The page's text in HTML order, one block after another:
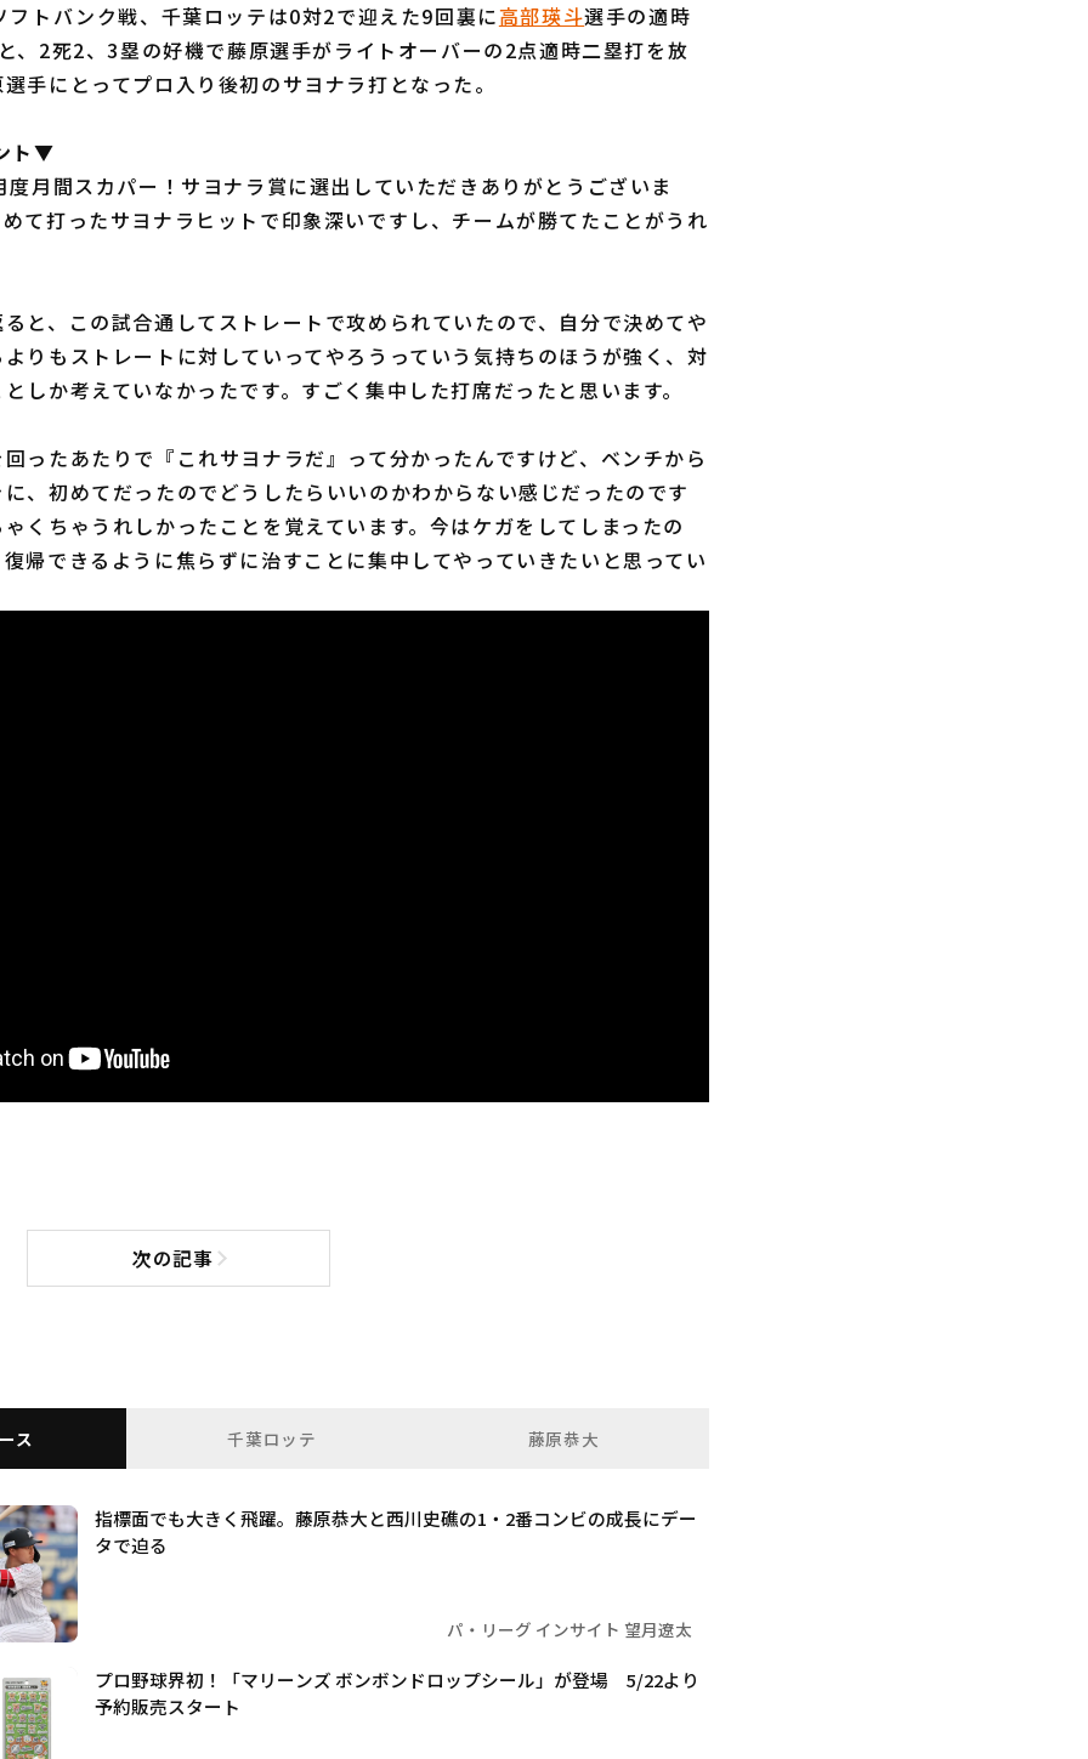
トバンク戦、千葉ロッテは0対2で迎えた9回裏に高部瑛斗選手の適時
、2死2、3塁の好機で藤原選手がライトオーバーの2点適時二塁打を放
手にとってプロ入り後初のサヨナラ打となった。
ト▼
月間スカパー！サヨナラ賞に選出していただきありがとうございま
て打ったサヨナラヒットで印象深いですし、チームが勝てたことがうれ
と、この試合通してストレートで攻められていたので、自分で決めてや
りもストレートに対していってやろうっていう気持ちのほうが強く、対
しか考えていなかったです。すごく集中した打席だったと思います。
ったあたりで『これサヨナラだ』って分かったんですけど、ベンチから
、初めてだったのでどうしたらいいのかわからない感じだったのです
くちゃうれしかったことを覚えています。今はケガをしてしまったの
帰できるように焦らずに治すことに集中してやっていきたいと思ってい
次の記事次の記事へ
ス 千葉ロッテ 藤原恭大
指標面でも大きく飛躍。藤原恭大と西川史礁の1・2番コンビの成長にデー
タで迫る
パ・リーグ インサイト 望月遼太
プロ野球界初！「マリーンズ ボンボンドロップシール」が登場 5/22より
予約販売スタート